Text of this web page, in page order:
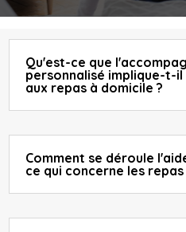
Qu'est-ce que
personnalisé implique-t-
aux repas à domicile ?
Comment se déroule
ce qui concerne les